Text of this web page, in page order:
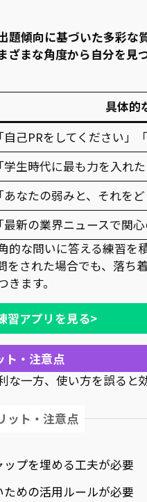
題傾向に基づいた多彩な
ざまな角度から自分を見
具体的
「自己PRをしてください」
「学生時代に最も力を入れ
「あなたの弱みと、それを
「最新の業界ニュースで関
的な問いに答える練習を
をされた場合でも、落ち
ます。
習アプリを見る>
ト・注意点
な一方、使い方を誤ると
ット・注意点
プを埋める工夫が必要
めの活用ルールが必要